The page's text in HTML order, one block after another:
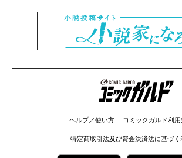
コミックガルド
ヘルプ／使い方 コミックガルド利
特定商取引法及び資金決済法に基づく